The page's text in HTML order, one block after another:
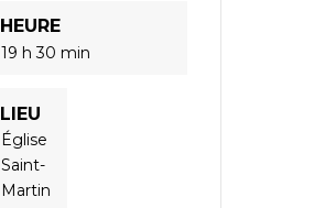
HEURE
19 h 30 min
LIEU
Église
Saint-
Martin